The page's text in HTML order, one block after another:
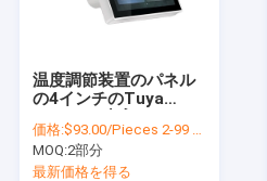
温度調節装置のパネル
の4インチのTuya
Smartlife Zigbeeのハ
ブ
価格:$93.00/Pieces 2-99 Pieces
MOQ:2部分
最新価格を得る